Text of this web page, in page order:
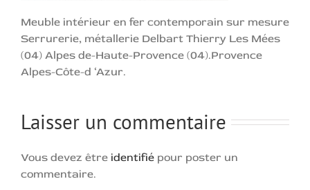
Meuble intérieur en fer contemporain sur mesure
Serrurerie, métallerie Delbart Thierry Les Mées
(04) Alpes de-Haute-Provence (04).Provence
Alpes-Côte-d ‘Azur.
Laisser un commentaire
Vous devez être identifié pour poster un
commentaire.